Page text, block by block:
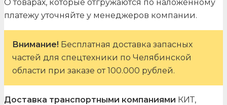
О товарах, которые отгружаются по наложенному
платежу уточняйте у менеджеров компании.
Внимание! Бесплатная доставка запасных
частей для спецтехники по Челябинской
области при заказе от 100.000 рублей.
Доставка транспортными компаниями КИТ,